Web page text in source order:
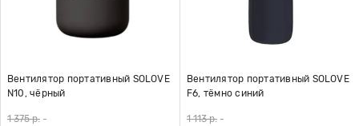
Вентилятор портативный SOLOVE
N10, чёрный
1 375 р. -
Вентилятор портативный SOLOVE
F6, тёмно синий
1 113 р. -